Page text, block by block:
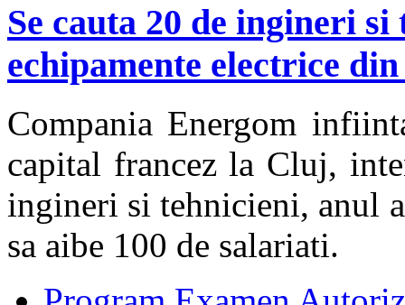
Se cauta 20 de ingineri
echipamente electrice
Compania Energom
capital francez la Cluj,
ingineri si tehnicieni, anul
sa aibe 100 de salariati.